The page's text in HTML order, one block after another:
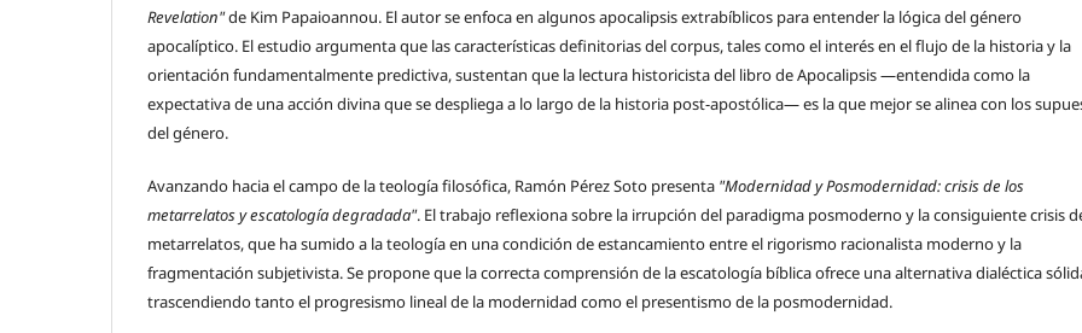
Revelation"de Kim Papaioannou. El autor se enfoca en algunos apocalipsis extrabíblicos para entender la lógica del género
apocalíptico. El estudio argumenta que las características definitorias del corpus, tales como el interés en el flujo de la historia y la
orientación fundamentalmente predictiva, sustentan que la lectura historicista del libro de Apocalipsis —entendida como la
expectativa de una acción divina que se despliega a lo largo de la historia post-apostólica— es la que mejor se alinea con los
del género.
Avanzando hacia el campo de la teología filosófica, Ramón Pérez Soto presenta "Modernidad y Posmodernidad: crisis de los
metarrelatos y escatología degradada". El trabajo reflexiona sobre la irrupción del paradigma posmoderno y la consiguiente crisis
metarrelatos, que ha sumido a la teología en una condición de estancamiento entre el rigorismo racionalista moderno y la
fragmentación subjetivista. Se propone que la correcta comprensión de la escatología bíblica ofrece una alternativa dialéctica
trascendiendo tanto el progresismo lineal de la modernidad como el presentismo de la posmodernidad.